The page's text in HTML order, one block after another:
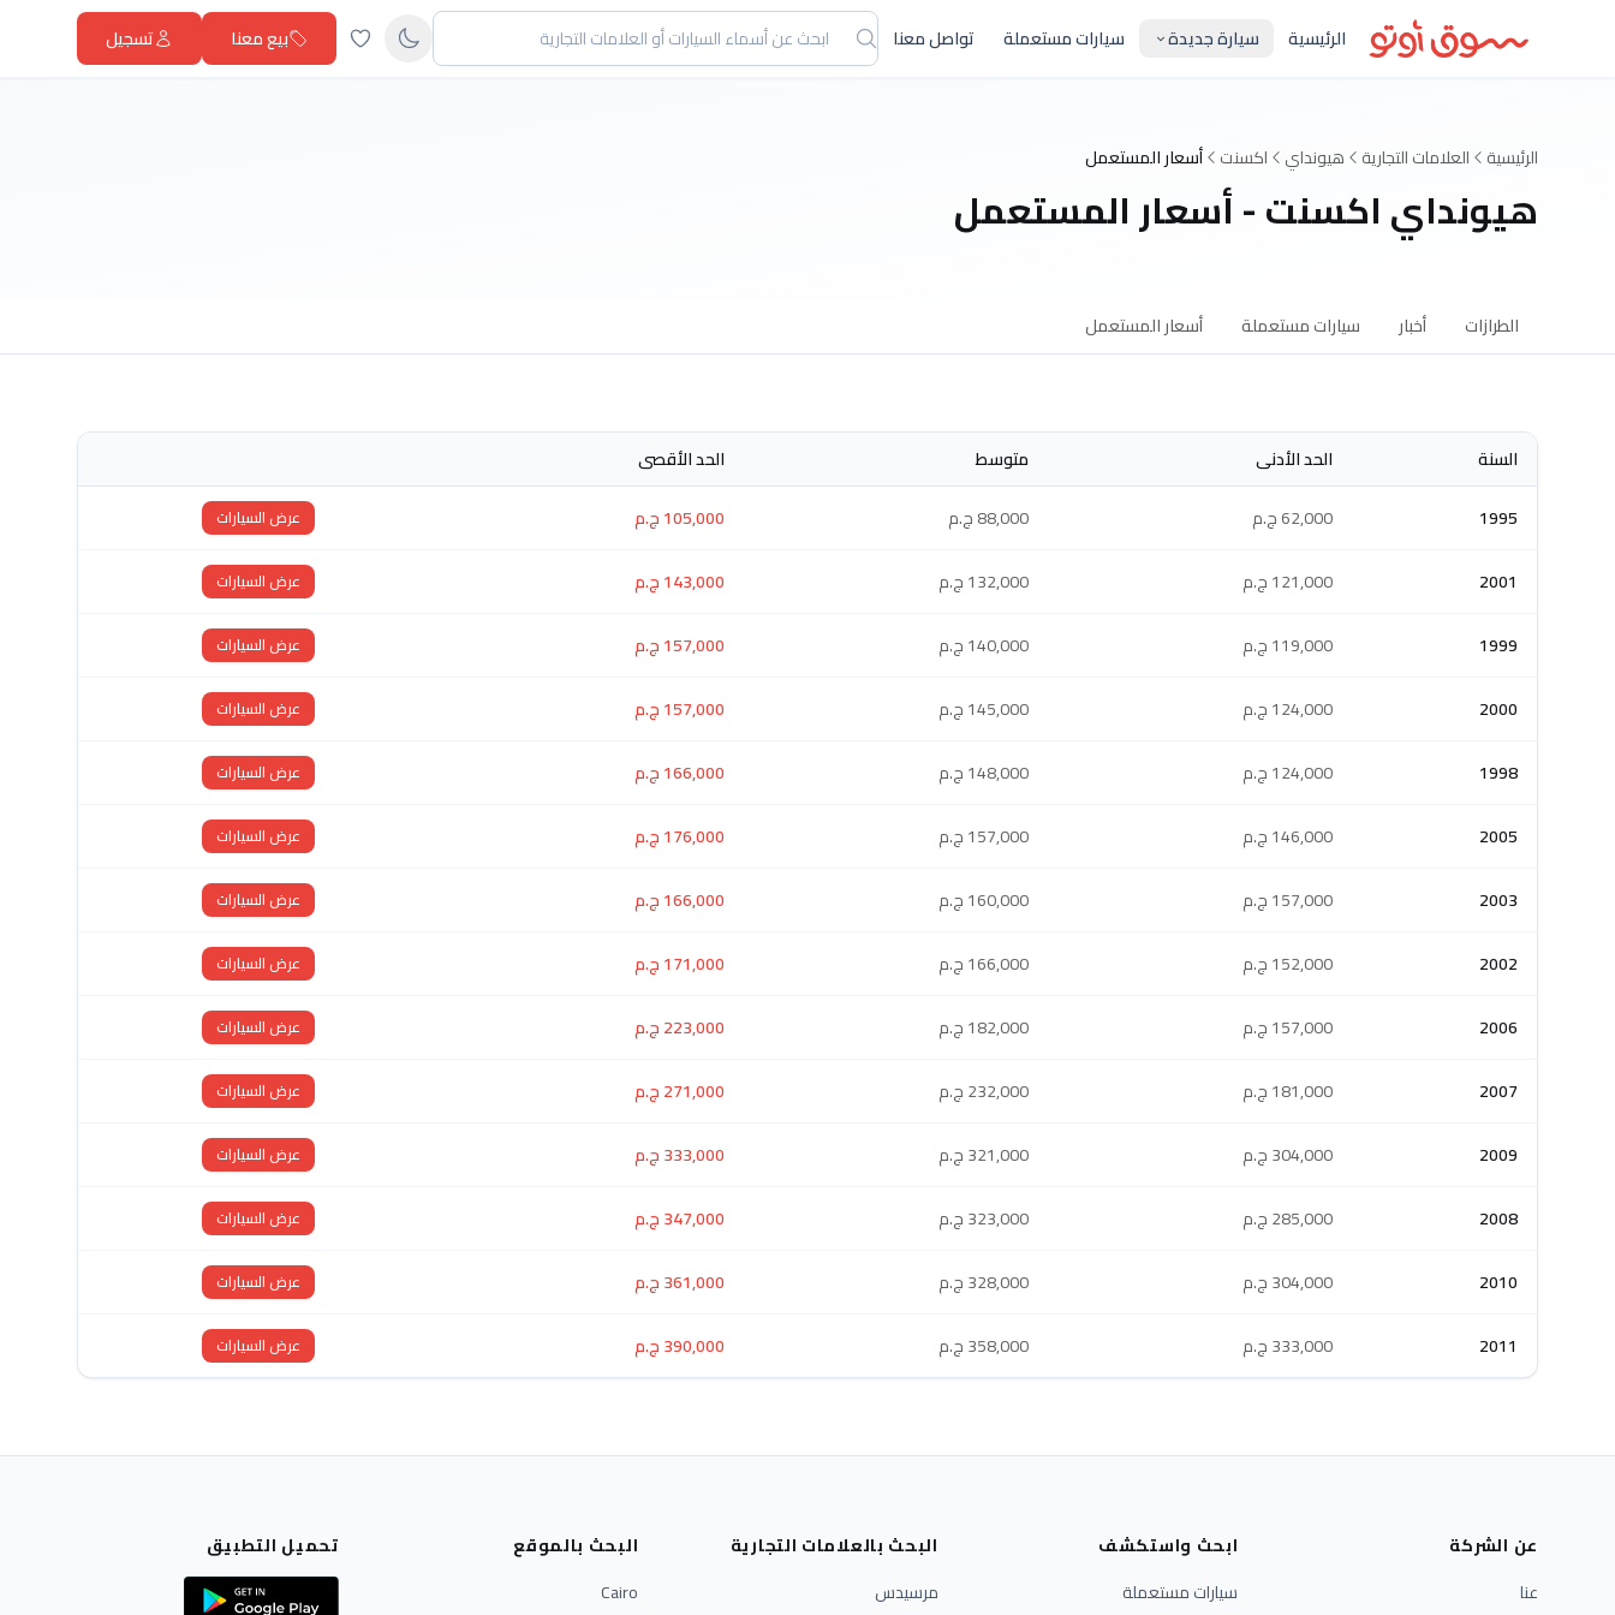
الرئيسية سيارة جديدة سيارات مستعملة تواصل معنا بيع معنا تسجيل
الرئيسية العلامات التجارية هيونداي اكسنت أسعار المستعمل
هيونداي اكسنت - أسعار المستعمل
الطرازات أخبار سيارات مستعملة أسعار المستعمل
السنة الحد الأدنى متوسط
الحد الأقصى
1995
62,000 ج.م 88,000 ج.م 105,000 ج.م عرض السيارات
2001 121,000 ج.م 132,000 ج.م 143,000 ج.م عرض السيارات
1999 119,000 ج.م 140,000 ج.م 157,000 ج.م عرض السيارات
2000 124,000 ج.م 145,000 ج.م 157,000 ج.م عرض السيارات
1998 124,000 ج.م 148,000 ج.م 166,000 ج.م عرض السيارات
2005 146,000 ج.م 157,000 ج.م 176,000 ج.م عرض السيارات
2003 157,000 ج.م 160,000 ج.م 166,000 ج.م عرض السيارات
2002 152,000 ج.م 166,000 ج.م 171,000 ج.م عرض السيارات
2006 157,000 ج.م 182,000 ج.م 223,000 ج.م عرض السيارات
2007 181,000 ج.م 232,000 ج.م 271,000 ج.م عرض السيارات
2009 304,000 ج.م 321,000 ج.م 333,000 ج.م عرض السيارات
2008 285,000 ج.م 323,000 ج.م 347,000 ج.م عرض السيارات
2010 304,000 ج.م 328,000 ج.م 361,000 ج.م عرض السيارات
2011 333,000 ج.م 358,000 ج.م 390,000 ج.م عرض السيارات
عن الشركة
عنا
ابحث واستكشف
سيارات مستعملة
البحث بالعلامات التجارية
مرسيدس
البحث بالموقع
Cairo
تحميل التطبيق